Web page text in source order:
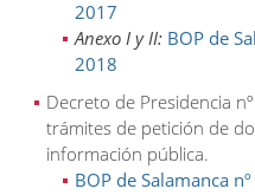
2017
Anexo I y II: BOP de
2018
Decreto de Presidencia
trámites de petición de
información pública.
BOP de Salamanca